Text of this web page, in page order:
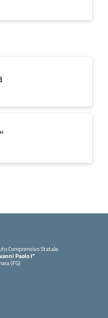
Comprensivo Statale
Paolo I"
(FG)